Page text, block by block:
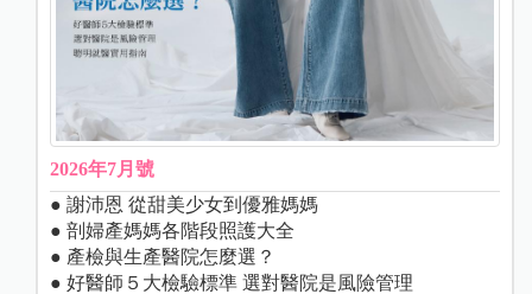
2026年7月號
● 謝沛恩 從甜美少女到優雅媽媽
● 剖婦產媽媽各階段照護大全
● 產檢與生產醫院怎麼選？
● 好醫師５大檢驗標準 選對醫院是風險管理